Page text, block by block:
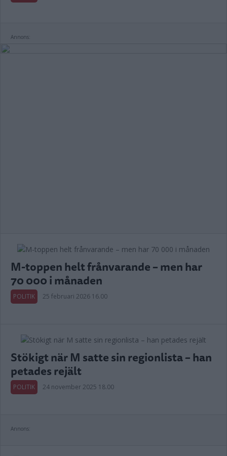
Annons:
M-toppen helt frånvarande – men har
70 000 i månaden
POLITIK 25 februari 2026 16.00
Stökigt när M satte sin regionlista – han
petades rejält
POLITIK 24 november 2025 18.00
Annons: